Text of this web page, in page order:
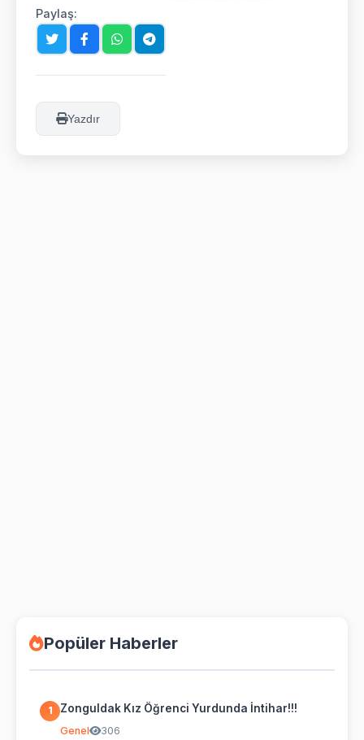
Paylaş:
Yazdır
Popüler Haberler
1 Zonguldak Kız Öğrenci Yurdunda İntihar!!!
Genel 306